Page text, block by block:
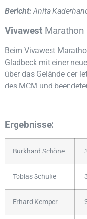
Bericht:Anita
Vivawest Marathon
Beim Vivawest
Gladbeck mit einer
über das Gelände der
des MCM und
Ergebnisse:
Burkhard Schöne
Tobias Schulte
Erhard Kemper